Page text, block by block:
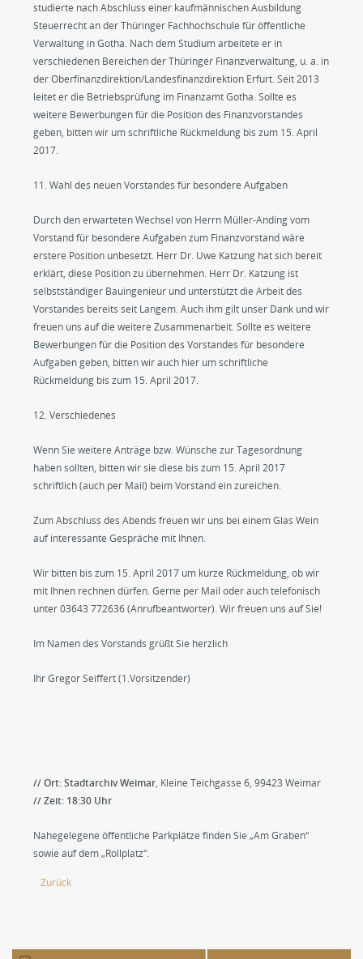
studierte nach Abschluss einer kaufmännischen Ausbildung
Steuerrecht an der Thüringer Fachhochschule für öffentliche
Verwaltung in Gotha. Nach dem Studium arbeitete er in
verschiedenen Bereichen der Thüringer Finanzverwaltung, u. a. in
der Oberfinanzdirektion/Landesfinanzdirektion Erfurt. Seit 2013
leitet er die Betriebsprüfung im Finanzamt Gotha. Sollte es
weitere Bewerbungen für die Position des Finanzvorstandes
geben, bitten wir um schriftliche Rückmeldung bis zum 15. April
2017.
11. Wahl des neuen Vorstandes für besondere Aufgaben
Durch den erwarteten Wechsel von Herrn Müller-Anding vom
Vorstand für besondere Aufgaben zum Finanzvorstand wäre
erstere Position unbesetzt. Herr Dr. Uwe Katzung hat sich bereit
erklärt, diese Position zu übernehmen. Herr Dr. Katzung ist
selbstständiger Bauingenieur und unterstützt die Arbeit des
Vorstandes bereits seit Langem. Auch ihm gilt unser Dank und wir
freuen uns auf die weitere Zusammenarbeit. Sollte es weitere
Bewerbungen für die Position des Vorstandes für besondere
Aufgaben geben, bitten wir auch hier um schriftliche
Rückmeldung bis zum 15. April 2017.
12. Verschiedenes
Wenn Sie weitere Anträge bzw. Wünsche zur Tagesordnung
haben sollten, bitten wir sie diese bis zum 15. April 2017
schriftlich (auch per Mail) beim Vorstand ein zureichen.
Zum Abschluss des Abends freuen wir uns bei einem Glas Wein
auf interessante Gespräche mit Ihnen.
Wir bitten bis zum 15. April 2017 um kurze Rückmeldung, ob wir
mit Ihnen rechnen dürfen. Gerne per Mail oder auch telefonisch
unter 03643 772636 (Anrufbeantworter). Wir freuen uns auf Sie!
Im Namen des Vorstands grüßt Sie herzlich
Ihr Gregor Seiffert (1.Vorsitzender)
// Ort: Stadtarchiv Weimar, Kleine Teichgasse 6, 99423 Weimar
// Zeit: 18:30 Uhr
Nahegelegene öffentliche Parkplätze finden Sie „Am Graben“
sowie auf dem „Rollplatz“.
Zurück